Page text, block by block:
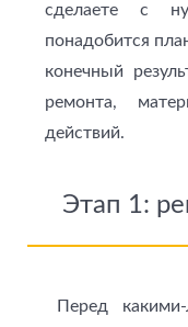
сделаете с
понадобится
конечный
ремонта,
действий.
Этап 1:
Перед